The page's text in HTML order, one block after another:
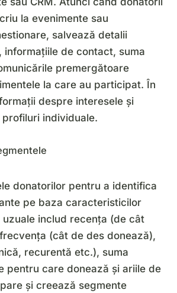
la evenimente sau
salvează detalii
informațiile de contact, suma
premergătoare
la care au participat. În
despre interesele și
individuale.
donatorilor pentru a identifica
pe baza caracteristicilor
includ recența (de cât
(cât de des donează),
recurentă etc.), suma
pentru care donează și ariile de
și creează segmente